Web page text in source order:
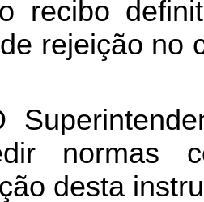
recibo
rejeição no
normas
desta